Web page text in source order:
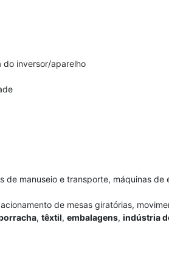
do inversor/aparelho
de manuseio e transporte, máquinas
de mesas giratórias,
, têxtil, embalagens, indústria